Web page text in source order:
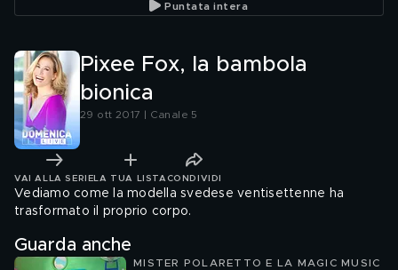
Puntata intera
Pixee Fox, la bambola
bionica
29 ott 2017 | Canale 5
VAI ALLA SERIE LA TUA LISTA CONDIVIDI
Vediamo come la modella svedese ventisettenne ha
trasformato il proprio corpo.
Guarda anche
MISTER POLARETTO E LA MAGIC MUSIC